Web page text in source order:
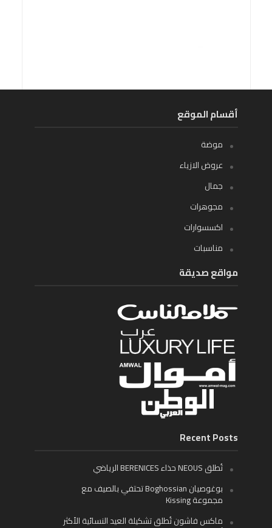
أقسام الموقع
موضة
عروض الازياء
جمال
مجوهرات
اكسسوارات
مناسبات
مواقع صديقة
Recent Posts
تُطلق NEOUS حذاء BERENICES الرياضي
بوغوصيان Boghossian تحتفي بالصيف مع
مجموعة Kissing
ماكس فاشون تُطلق تشكيلة العيد النسائية الأكثر